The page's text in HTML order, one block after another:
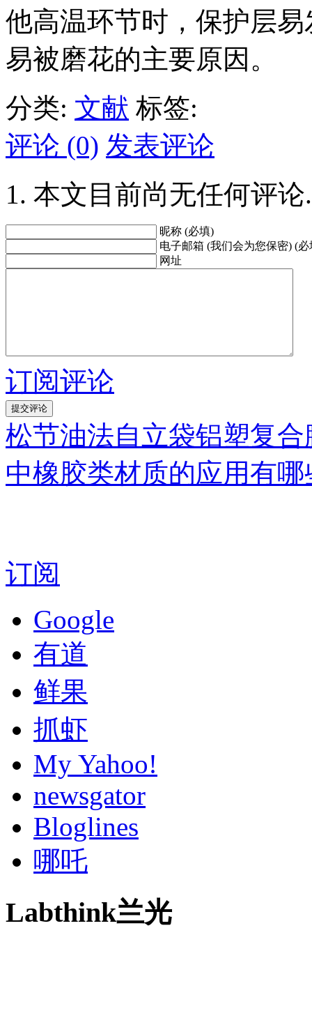
他高温环节时，保护层
易被磨花的主要原因。
分类: 文献 标签:
评论 (0) 发表评论
本文目前尚无任何评论.
昵称 (必填)
电子邮箱 (我们会为您保密) (必
网址
订阅评论
松节油法自立袋铝塑复
中橡胶类材质的应用有哪
订阅
Google
有道
鲜果
抓虾
My Yahoo!
newsgator
Bloglines
哪吒
Labthink兰光